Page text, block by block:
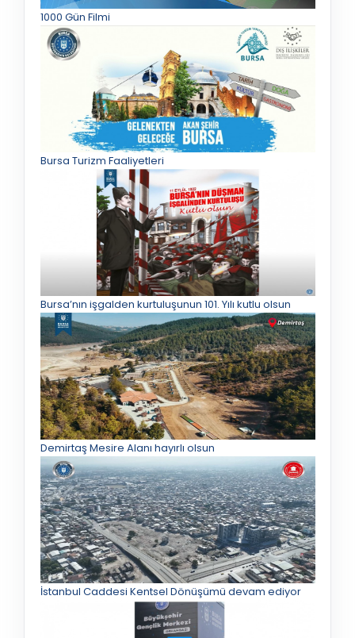
1000 Gün Filmi
Bursa Turizm Faaliyetleri
Bursa’nın işgalden kurtuluşunun 101. Yılı kutlu olsun
Demirtaş Mesire Alanı hayırlı olsun
İstanbul Caddesi Kentsel Dönüşümü devam ediyor